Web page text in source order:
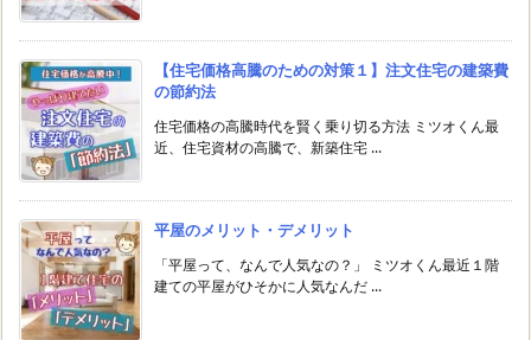
【住宅価格高騰のための対策１】注文住宅の建築費
の節約法
住宅価格の高騰時代を賢く乗り切る方法 ミツオくん最
近、住宅資材の高騰で、新築住宅 ...
平屋のメリット・デメリット
「平屋って、なんで人気なの？」 ミツオくん最近１階
建ての平屋がひそかに人気なんだ ...